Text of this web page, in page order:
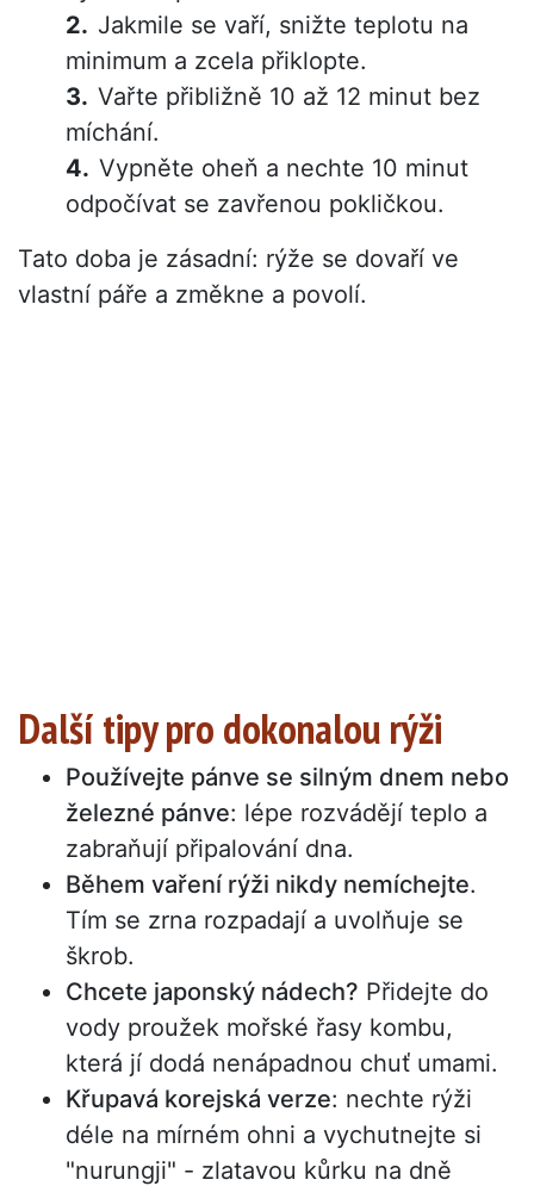
Jakmile se vaří, snižte teplotu na
minimum a zcela přiklopte.
Vařte přibližně 10 až 12 minut bez
míchání.
Vypněte oheň a nechte 10 minut
odpočívat se zavřenou pokličkou.
Tato doba je zásadní: rýže se dovaří ve
vlastní páře a změkne a povolí.
Další tipy pro dokonalou rýži
Používejte pánve se silným dnem nebo
železné pánve: lépe rozvádějí teplo a
zabraňují připalování dna.
Během vaření rýži nikdy nemíchejte.
Tím se zrna rozpadají a uvolňuje se
škrob.
Chcete japonský nádech? Přidejte do
vody proužek mořské řasy kombu,
která jí dodá nenápadnou chuť umami.
Křupavá korejská verze: nechte rýži
déle na mírném ohni a vychutnejte si
"nurungji" - zlatavou kůrku na dně